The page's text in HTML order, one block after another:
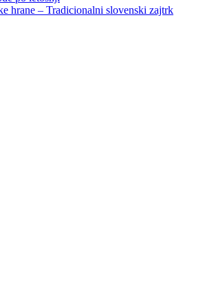
hrane – Tradicionalni slovenski zajtrk